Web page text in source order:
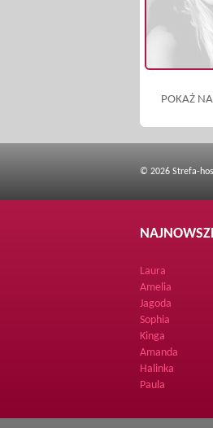
POKAŻ
© 2026 Strefa-
Laura
Amelia
Jagoda
Sophia
Kinga
Amanda
Halinka
Paula